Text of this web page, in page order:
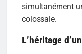
simultanément
colossale.
L’héritage